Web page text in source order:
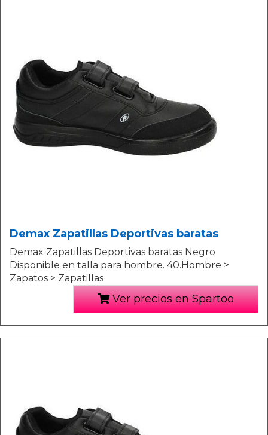
Demax Zapatillas Deportivas baratas
Demax Zapatillas Deportivas baratas Negro
Disponible en talla para hombre. 40.Hombre >
Zapatos > Zapatillas
Ver precios en Spartoo